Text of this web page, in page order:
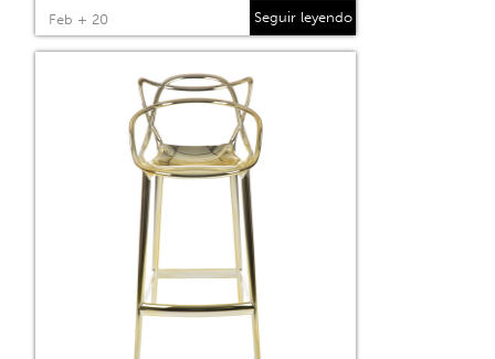
Feb + 20 Seguir leyendo